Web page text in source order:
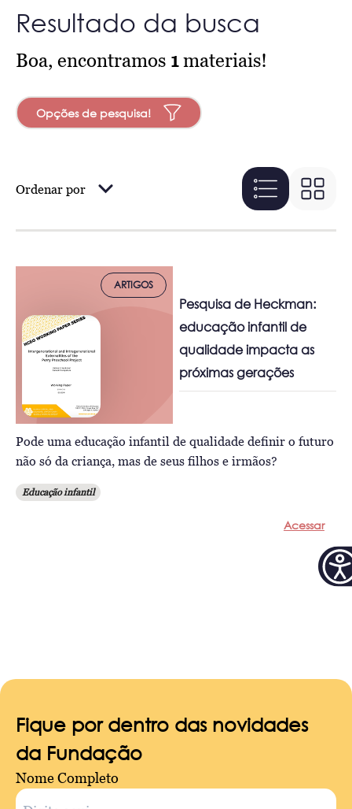
Resultado da busca
Boa, encontramos 1materiais!
Opções de pesquisa!
Ordenar por
ARTIGOS
Pesquisa de Heckman:
educação infantil de
qualidade impacta as
próximas gerações
Pode uma educação infantil de qualidade definir o futuro
não só da criança, mas de seus filhos e irmãos?
Educação infantil
Acessar
Fique por dentro das novidades
da Fundação
Nome Completo